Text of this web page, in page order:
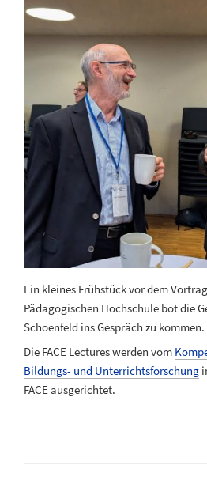
Ein kleines Frühstück vor dem
Pädagogischen Hochschule bot die
Schoenfeld ins Gespräch zu kommen.
Die FACE Lectures werden vom
Bildungs- und Unterrichtsforschung
FACE ausgerichtet.